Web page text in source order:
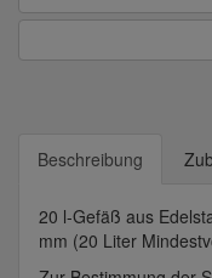
Beschreibung
20 l-Gefäß aus
mm (20 Liter